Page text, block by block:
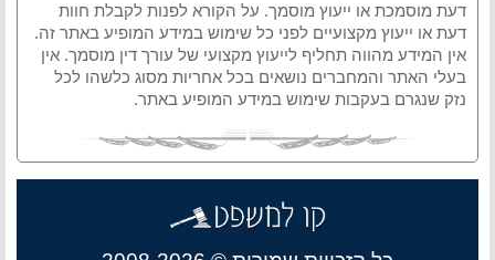
דעת מוסמכת או ייעוץ מוסמך. על הקורא לפנות לקבלת חוות
דעת או ייעוץ מקצועיים לפני כל שימוש במידע המופיע באתר זה.
אין המידע מהווה תחליף לייעוץ מקצועי של עורך דין מוסמך. אין
בעלי האתר והמחברים נושאים בכל אחריות מסוג כלשהו לכל
נזק שנגרם בעקבות שימוש במידע המופיע באתר.